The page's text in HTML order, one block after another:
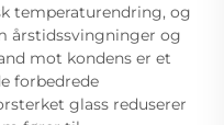
temperaturendring, og
årstidssvingninger og
mot kondens er et
forbedrede
glass reduserer